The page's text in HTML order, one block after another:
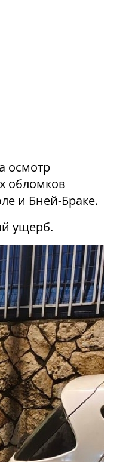
осмотр
обломков
и Бней-Браке.
ущерб.